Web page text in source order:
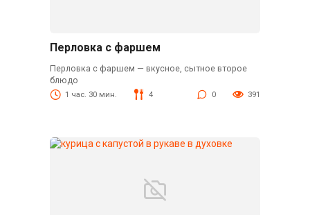
Перловка с фаршем
Перловка с фаршем — вкусное, сытное второе
блюдо
1 час. 30 мин. 4 0 391